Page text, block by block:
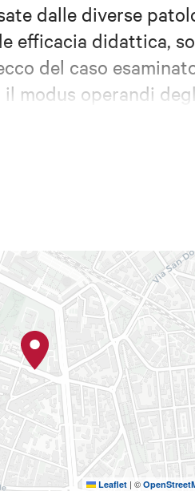
dalle diverse
efficacia didattica,
del caso
modus operandi
Leaflet | ©